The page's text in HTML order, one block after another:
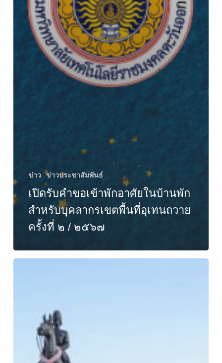
ข่าว ข่าวประชาสัมพันธ์
เปิดรับคำขอเข้าพักอาศัยในบ้านพัก
สำหรับบุคลากรเขตพื้นที่อุเทนถวาย
ครั้งที่ ๒ / ๒๕๖๗
มหาราช